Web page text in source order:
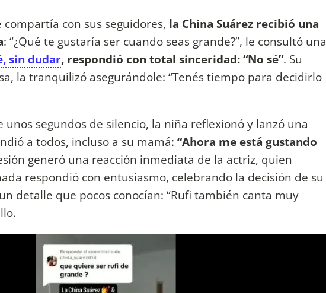
con sus seguidores, la China Suárez recibió una
: “¿Qué te gustaría ser cuando seas grande?”, le consultó una
sin dudar, respondió con total sinceridad: “No sé”. Su
la tranquilizó asegurándole: “Tenés tiempo para decidirlo
unos segundos de silencio, la niña reflexionó y lanzó una
a todos, incluso a su mamá: “Ahora me está gustando
generó una reacción inmediata de la actriz, quien
respondió con entusiasmo, celebrando la decisión de su
detalle que pocos conocían: “Rufi también canta muy